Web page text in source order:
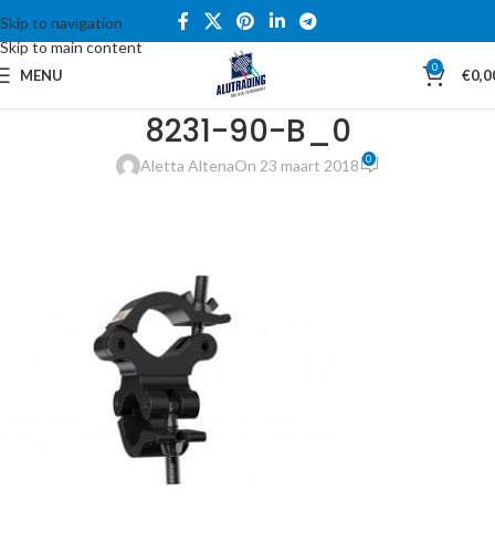
Skip to navigation
Skip to main content
MENU 0 €
8231-90-B_0
Aletta AltenaOn 23 maart 2018 0